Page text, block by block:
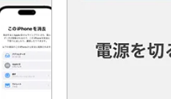
電源を